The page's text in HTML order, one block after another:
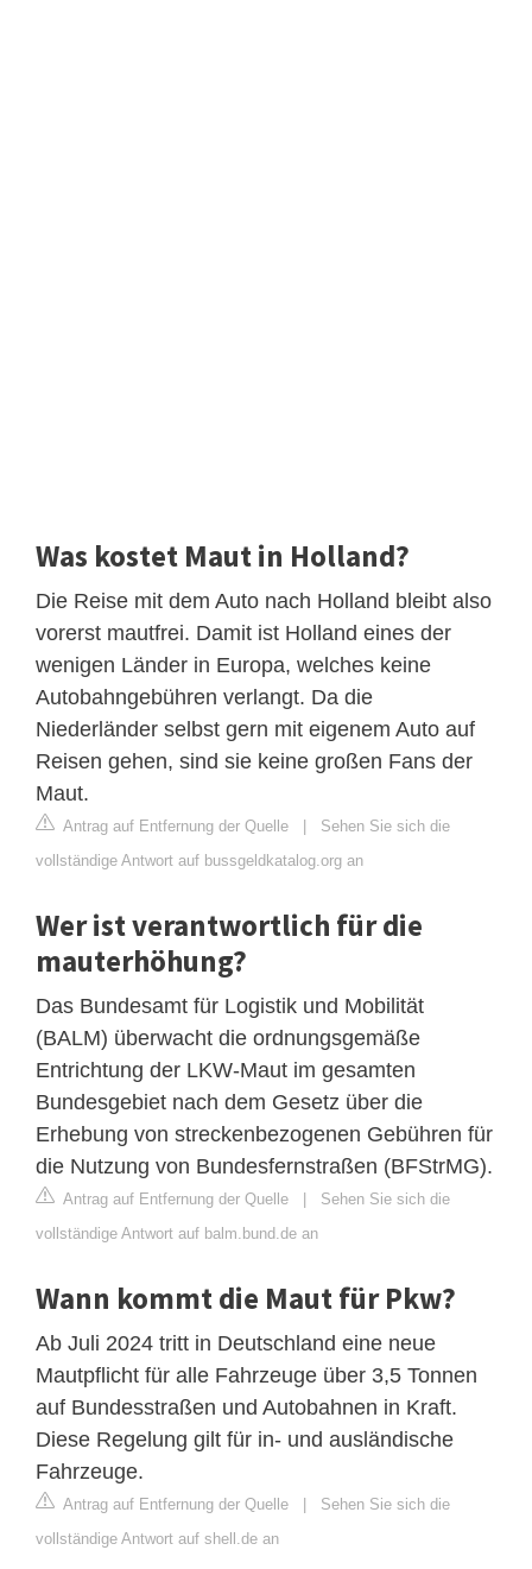
Was kostet Maut in Holland?
Die Reise mit dem Auto nach Holland bleibt also
vorerst mautfrei. Damit ist Holland eines der
wenigen Länder in Europa, welches keine
Autobahngebühren verlangt. Da die
Niederländer selbst gern mit eigenem Auto auf
Reisen gehen, sind sie keine großen Fans der
Maut.
Antrag auf Entfernung der Quelle | Sehen Sie sich die
vollständige Antwort auf bussgeldkatalog.org an
Wer ist verantwortlich für die
mauterhöhung?
Das Bundesamt für Logistik und Mobilität
(BALM) überwacht die ordnungsgemäße
Entrichtung der LKW-Maut im gesamten
Bundesgebiet nach dem Gesetz über die
Erhebung von streckenbezogenen Gebühren für
die Nutzung von Bundesfernstraßen (BFStrMG).
Antrag auf Entfernung der Quelle | Sehen Sie sich die
vollständige Antwort auf balm.bund.de an
Wann kommt die Maut für Pkw?
Ab Juli 2024 tritt in Deutschland eine neue
Mautpflicht für alle Fahrzeuge über 3,5 Tonnen
auf Bundesstraßen und Autobahnen in Kraft.
Diese Regelung gilt für in- und ausländische
Fahrzeuge.
Antrag auf Entfernung der Quelle | Sehen Sie sich die
vollständige Antwort auf shell.de an